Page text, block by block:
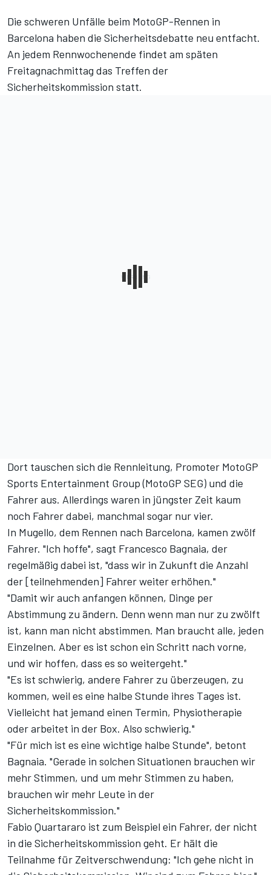
Die schweren Unfälle beim MotoGP-Rennen in
Barcelona haben die Sicherheitsdebatte neu entfacht.
An jedem Rennwochenende findet am späten
Freitagnachmittag das Treffen der
Sicherheitskommission statt.
Dort tauschen sich die Rennleitung, Promoter MotoGP
Sports Entertainment Group (MotoGP SEG) und die
Fahrer aus. Allerdings waren in jüngster Zeit kaum
noch Fahrer dabei, manchmal sogar nur vier.
In Mugello, dem Rennen nach Barcelona, kamen zwölf
Fahrer. "Ich hoffe", sagt Francesco Bagnaia, der
regelmäßig dabei ist, "dass wir in Zukunft die Anzahl
der [teilnehmenden] Fahrer weiter erhöhen."
"Damit wir auch anfangen können, Dinge per
Abstimmung zu ändern. Denn wenn man nur zu zwölft
ist, kann man nicht abstimmen. Man braucht alle, jeden
Einzelnen. Aber es ist schon ein Schritt nach vorne,
und wir hoffen, dass es so weitergeht."
"Es ist schwierig, andere Fahrer zu überzeugen, zu
kommen, weil es eine halbe Stunde ihres Tages ist.
Vielleicht hat jemand einen Termin, Physiotherapie
oder arbeitet in der Box. Also schwierig."
"Für mich ist es eine wichtige halbe Stunde", betont
Bagnaia. "Gerade in solchen Situationen brauchen wir
mehr Stimmen, und um mehr Stimmen zu haben,
brauchen wir mehr Leute in der
Sicherheitskommission."
Fabio Quartararo ist zum Beispiel ein Fahrer, der nicht
in die Sicherheitskommission geht. Er hält die
Teilnahme für Zeitverschwendung: "Ich gehe nicht in